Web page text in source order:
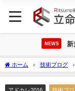
NEWS 新
ホーム 技術ブログ
ップマスコットを作る